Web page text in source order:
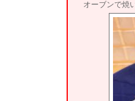
オーブンで焼